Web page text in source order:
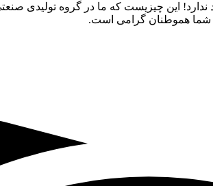
این چیزیست که ما در گروه تولیدی
شما هموطنان گرامی است.